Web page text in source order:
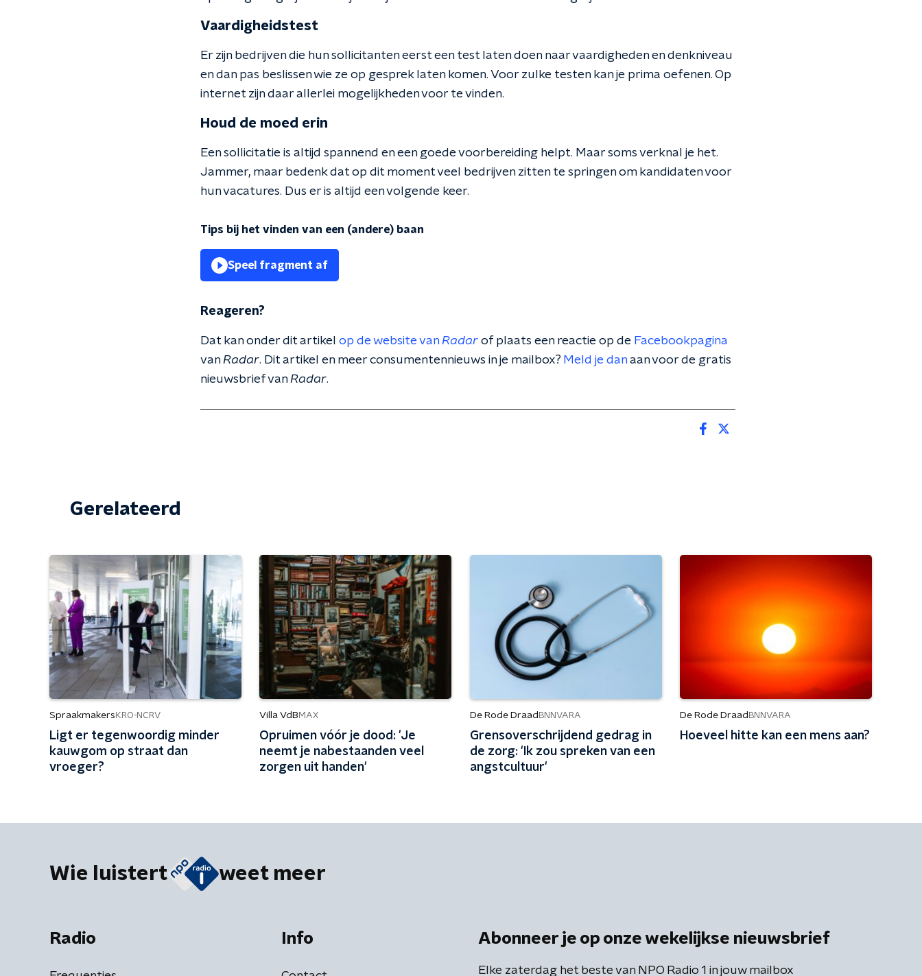
Vaardigheidstest
Er zijn bedrijven die hun sollicitanten eerst een test laten doen naar vaardigheden en denkniveau
en dan pas beslissen wie ze op gesprek laten komen. Voor zulke testen kan je prima oefenen. Op
internet zijn daar allerlei mogelijkheden voor te vinden.
Houd de moed erin
Een sollicitatie is altijd spannend en een goede voorbereiding helpt. Maar soms verknal je het.
Jammer, maar bedenk dat op dit moment veel bedrijven zitten te springen om kandidaten voor
hun vacatures. Dus er is altijd een volgende keer.
Tips bij het vinden van een (andere) baan
Speel fragment af
Reageren?
Dat kan onder dit artikel op de website van Radar of plaats een reactie op de Facebookpagina
vanRadar. Dit artikel en meer consumentennieuws in je mailbox? Meld je dan aan voor de gratis
nieuwsbrief vanRadar.
Gerelateerd
Spraakmakers KRO-NCRV
Ligt er tegenwoordig minder
kauwgom op straat dan
vroeger?
Villa VdB MAX
Opruimen vóór je dood: 'Je
neemt je nabestaanden veel
zorgen uit handen'
De Rode Draad BNNVARA
Grensoverschrijdend gedrag in
de zorg: 'Ik zou spreken van een
angstcultuur'
De Rode Draad BNNVARA
Hoeveel hitte kan een mens aan?
Wie luistert weet meer
Radio Info Abonneer je op onze wekelijkse nieuwsbrief
Elke zaterdag het beste van NPO Radio 1 in jouw mailbox